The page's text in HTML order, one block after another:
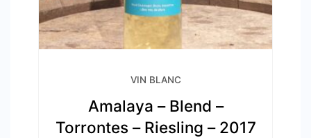
VIN BLANC
Amalaya – Blend –
Torrontes – Riesling – 2017